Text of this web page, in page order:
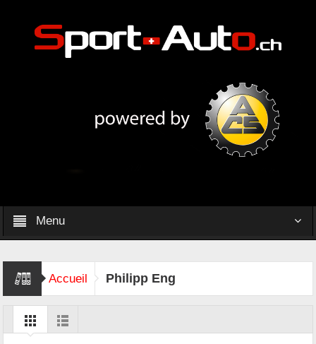
Menu
Accueil Philipp Eng